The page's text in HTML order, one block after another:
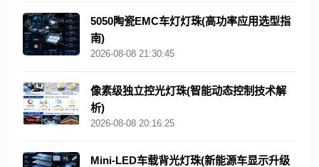
5050陶瓷EMC车灯灯珠(高功率应用选型指
南)
2026-08-08 21:30:45
像素级独立控光灯珠(智能动态控制技术解
析)
2026-08-08 20:16:25
Mini‑LED车载背光灯珠(新能源车显示升级